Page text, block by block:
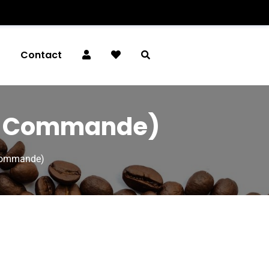
Contact
Commande)